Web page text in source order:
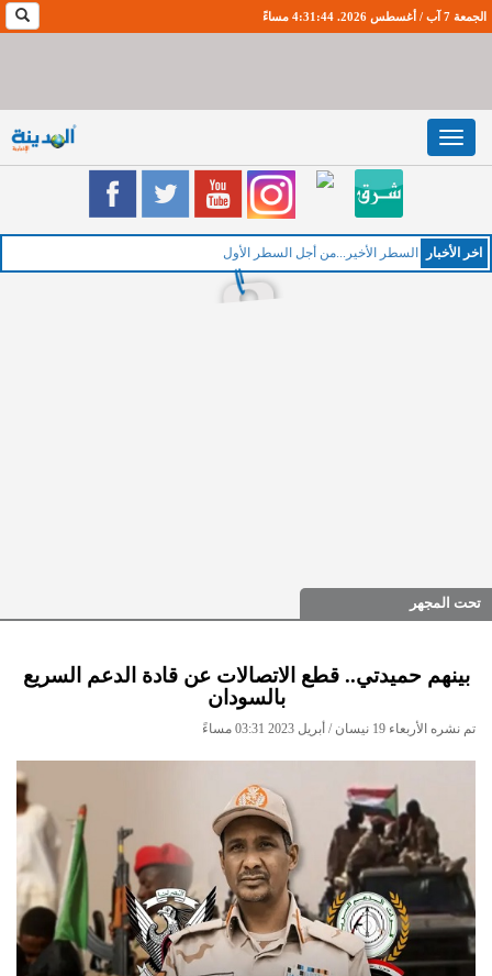
الجمعة 7 آب / أغسطس 2026. 4:31:45 مساءً
Toggle
navigation
اخر اﻷخبار الخمي
تحت المجهر
بينهم حميدتي.. قطع الاتصالات عن قادة الدعم السريع
بالسودان
تم نشره الأربعاء 19 نيسان / أبريل 2023 03:31 مساءً